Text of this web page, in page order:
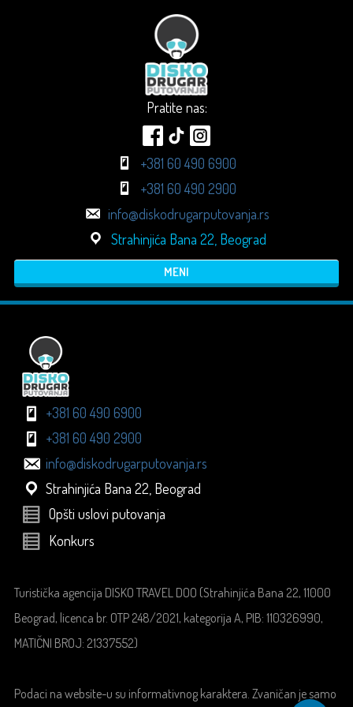
Pratite nas:
+381 60 490 6900
+381 60 490 2900
info@diskodrugarputovanja.rs
Strahinjića Bana 22, Beograd
MENI
+381 60 490 6900
+381 60 490 2900
info@diskodrugarputovanja.rs
Strahinjića Bana 22, Beograd
Opšti uslovi putovanja
Konkurs
Turistička agencija DISKO TRAVEL DOO (Strahinjića Bana 22, 11000
Beograd, licenca br. OTP 248/2021, kategorija A, PIB: 110326990,
MATIČNI BROJ: 21337552)
Podaci na website-u su informativnog karaktera. Zvaničan je samo